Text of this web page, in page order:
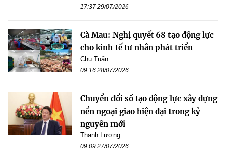
17:37 29/07/2026
Cà Mau: Nghị quyết 68 tạo động lực
cho kinh tế tư nhân phát triển
Chu Tuấn
09:16 28/07/2026
Chuyển đổi số tạo động lực xây dựng
nền ngoại giao hiện đại trong kỷ
nguyên mới
Thanh Lương
09:09 27/07/2026